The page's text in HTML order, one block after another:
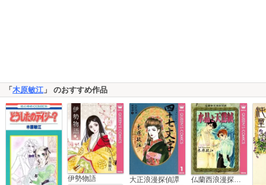
「 木原敏江 」 のおすすめ作品
伊勢物語 大正浪漫探偵譚 仏蘭西浪漫探偵譚